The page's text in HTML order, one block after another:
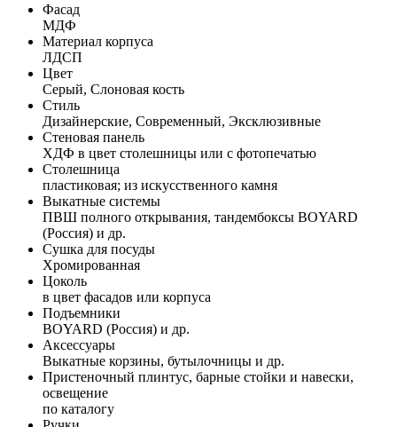
Фасад
МДФ
Материал корпуса
ЛДСП
Цвет
Серый, Слоновая кость
Стиль
Дизайнерские, Современный, Эксклюзивные
Стеновая панель
ХДФ в цвет столешницы или с фотопечатью
Столешница
пластиковая; из искусственного камня
Выкатные системы
ПВШ полного открывания, тандембоксы BOYARD
(Россия) и др.
Сушка для посуды
Хромированная
Цоколь
в цвет фасадов или корпуса
Подъемники
BOYARD (Россия) и др.
Аксессуары
Выкатные корзины, бутылочницы и др.
Пристеночный плинтус, барные стойки и навески,
освещение
по каталогу